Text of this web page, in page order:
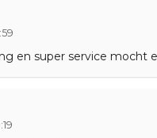
en super service mocht